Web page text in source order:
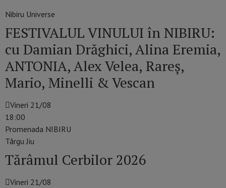
Nibiru Universe
FESTIVALUL VINULUI în NIBIRU:
cu Damian Drăghici, Alina Eremia,
ANTONIA, Alex Velea, Rareș,
Mario, Minelli & Vescan
Vineri 21/08
18:00
Promenada NIBIRU
Târgu Jiu
Tărâmul Cerbilor 2026
Vineri 21/08